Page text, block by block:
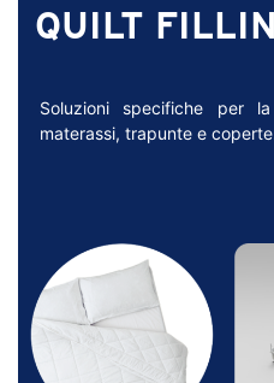
QUILT
Soluzioni specifiche per
materassi, trapunte e